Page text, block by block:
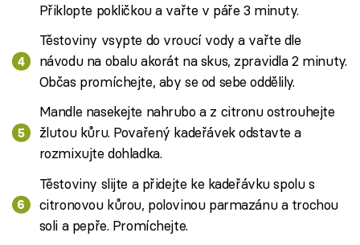
Přiklopte pokličkou a vařte v páře 3 minuty.
Těstoviny vsypte do vroucí vody a vařte dle
návodu na obalu akorát na skus, zpravidla 2 minuty.
Občas promíchejte, aby se od sebe oddělily.
Mandle nasekejte nahrubo a z citronu ostrouhejte
žlutou kůru. Povařený kadeřávek odstavte a
rozmixujte dohladka.
Těstoviny slijte a přidejte ke kadeřávku spolu s
citronovou kůrou, polovinou parmazánu a trochou
soli a pepře. Promíchejte.